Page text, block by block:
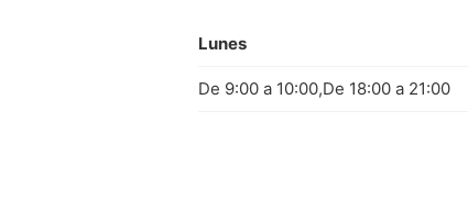
Lunes
De 9:00 a 10:00,De 18:00 a 21:00